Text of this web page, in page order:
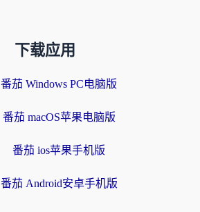
下载应用
番茄 Windows PC电脑版
番茄 macOS苹果电脑版
番茄 ios苹果手机版
番茄 Android安卓手机版